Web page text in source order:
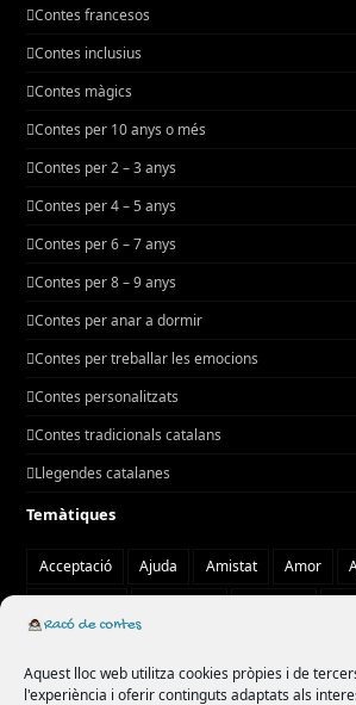
Aquest lloc web utilitza cookies pròpies i de
l'experiència i oferir continguts adaptats als
Contes francesos
Contes inclusius
Contes màgics
Contes per 10 anys o més
Contes per 2 – 3 anys
Contes per 4 – 5 anys
Contes per 6 – 7 anys
Contes per 8 – 9 anys
Contes per anar a dormir
Contes per treballar les emocions
Contes personalitzats
Contes tradicionals catalans
Llegendes catalanes
Temàtiques
Acceptació Ajuda Amistat Amor
curiositat
diversitat drac emocions